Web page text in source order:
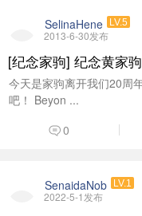
SelinaHene LV.5
2013-6-30发布
[纪念家驹] 纪念黄家
今天是家驹离开我们20周
吧！ Beyon ...
0
SenaidaNob LV.1
2022-5-1发布